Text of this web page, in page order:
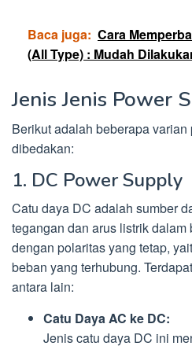
Baca juga: Cara
(All Type) : Mudah
Jenis Jenis Power
Berikut adalah beberapa
dibedakan:
1. DC Power Supply
Catu daya DC adalah sumber
tegangan dan arus listrik
dengan polaritas yang tetap,
beban yang terhubung.
antara lain:
Catu Daya AC ke DC:
Jenis catu daya DC ini